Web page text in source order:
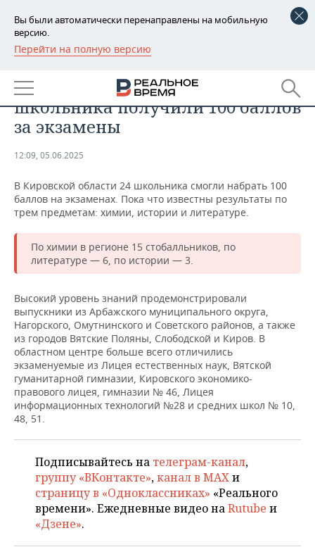
Вы были автоматически перенаправлены на мобильную
версию.
Перейти на полную версию
РЕГИОНЫ
БАШКОРТОСТАН
ТАТАРСТАН
НОВОСТИ
АНАЛИТИКА
ДЕКЛАРАЦИИ О ДОХОДАХ
КОРОЛИ ГОСЗАКАЗА ПФО
ВУЗЫ ТАТАРСТАНА
КОМУ ПРИНАДЛЕЖАТ
ТАТАРСТАНА
НОВОСТИ ЭКОНОМИКИ
ФИНАНСЫ
БАНКИ
БЮДЖЕТ
ИНВЕСТИЦИИ
ПРОМЫШЛЕННОСТЬ
НОВОСТИ
ПРОМЫШЛЕННОСТИ
АГРОПРОМ
НЕФТЕХИМИЯ
НЕФТЬ
ОПК
ЭНЕРГЕТИКА
НЕДВИЖИМОСТЬ
НОВОСТИ НЕДВИЖИМОСТИ
АВТО
НОВОСТИ АВТО
БИЗНЕС
НОВОСТИ БИЗНЕСА
РОЗНИЧНАЯ ТОРГОВЛЯ
ТРАНСПОРТ
УСЛУГИ
ТЕХНОЛОГИИ
НОВОСТИ ТЕХНОЛОГИЙ
IT
МЕДИА
ТЕЛЕКОММУНИКАЦИИ
МЕРОПРИЯТИЯ
НОВОСТИ МЕРОПРИЯТИЙ
ВЫЕЗДНАЯ РЕДАКЦИЯ
БИЗНЕС-БРАНЧИ
ONLINE-КОНФЕРЕНЦИИ
ОТКРЫТАЯ ЛЕКЦИЯ
СПОРТ
НОВОСТИ СПОРТА
ФУТБОЛ
ХОККЕЙ
БАСКЕТБОЛ
ОБЩЕСТВО
НОВОСТИ ОБЩЕСТВА
ВЛАСТЬ
ИНФРАСТРУКТУРА
ФОТОГАЛЕРЕЯ
СЮЖЕТЫ
СПРАВОЧНИК
В Кировской области 24
школьника получили 100 баллов
за экзамены
12:09, 05.06.2025
В Кировской области 24 школьника смогли набрать 100
баллов на экзаменах. Пока что известны результаты по
трем предметам: химии, истории и литературе.
По химии в регионе 15 стобалльников, по
литературе — 6, по истории — 3.
Высокий уровень знаний продемонстрировали
выпускники из Арбажского муниципального округа,
Нагорского, Омутнинского и Советского районов, а также
из городов Вятские Поляны, Слободской и Киров. В
областном центре больше всего отличились
экзаменуемые из Лицея естественных наук, Вятской
гуманитарной гимназии, Кировского экономико-
правового лицея, гимназии № 46, Лицея
информационных технологий №28 и средних школ № 10,
48, 51.
Подписывайтесь на телеграм-канал,
группу «ВКонтакте»,канал в MAXи
страницу в «Одноклассниках» «Реального
времени». Ежедневные видео наRutube и
«Дзене».